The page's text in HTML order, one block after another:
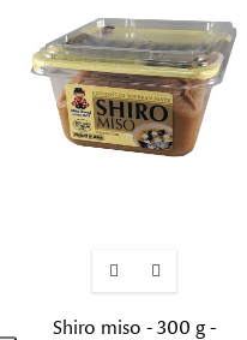
Shiro miso - 300 g -